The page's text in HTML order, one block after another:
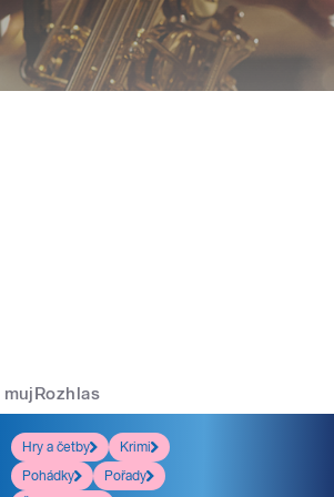
mujRozhlas
Hry a četby
Krimi
Pohádky
Pořady